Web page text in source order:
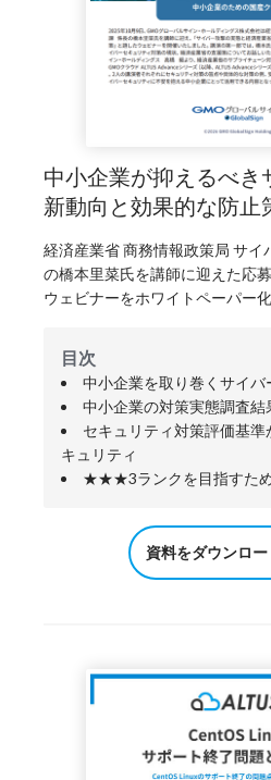
中小企業が抑えるべき
新動向と効果的な防止
経済産業省 商務情報政策局 サイ
の橋本里菜氏を講師に迎えた応
ウェビナーをホワイトペーパー
目次
中小企業を取り巻くサイバ
中小企業の対策実態調査結
セキュリティ対策評価基
キュリティ
★★★3ランクを目指すため
資料をダウンロー